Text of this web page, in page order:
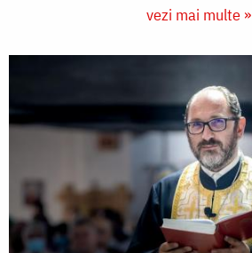
vezi mai multe »